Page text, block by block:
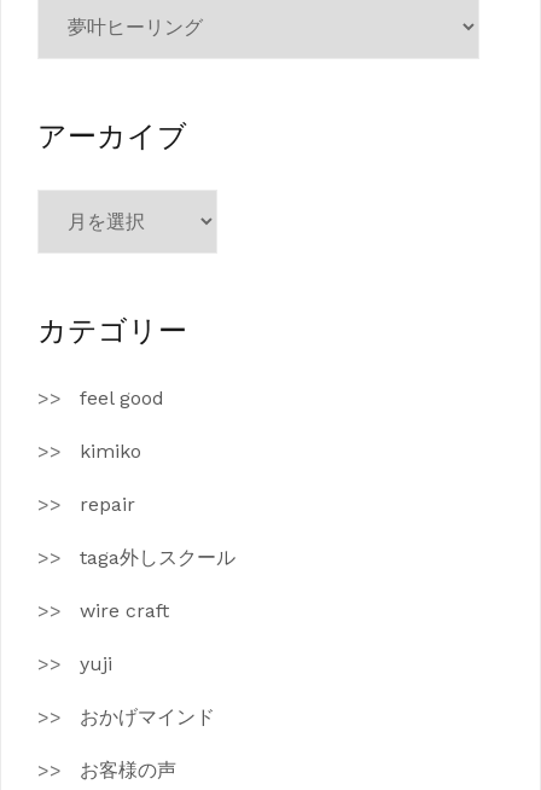
ゴ
ー
アーカイブ
カ
ブ
カテゴリー
feel good
kimiko
repair
taga外しスクール
wire craft
yuji
おかげマインド
お客様の声